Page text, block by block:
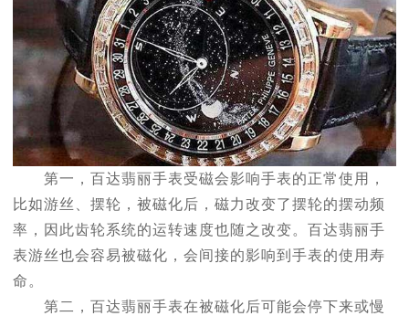
第一，百达翡丽手表受磁会影响手表的正常使用，
比如游丝、摆轮，被磁化后，磁力改变了摆轮的摆动频
率，因此齿轮系统的运转速度也随之改变。百达翡丽手
表游丝也会容易被磁化，会间接的影响到手表的使用寿
命。
第二，百达翡丽手表在被磁化后可能会停下来或慢